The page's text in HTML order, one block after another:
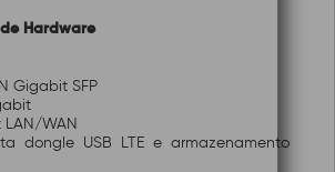
Hardware
Gigabit SFP
WAN
dongle USB LTE e armazenamento